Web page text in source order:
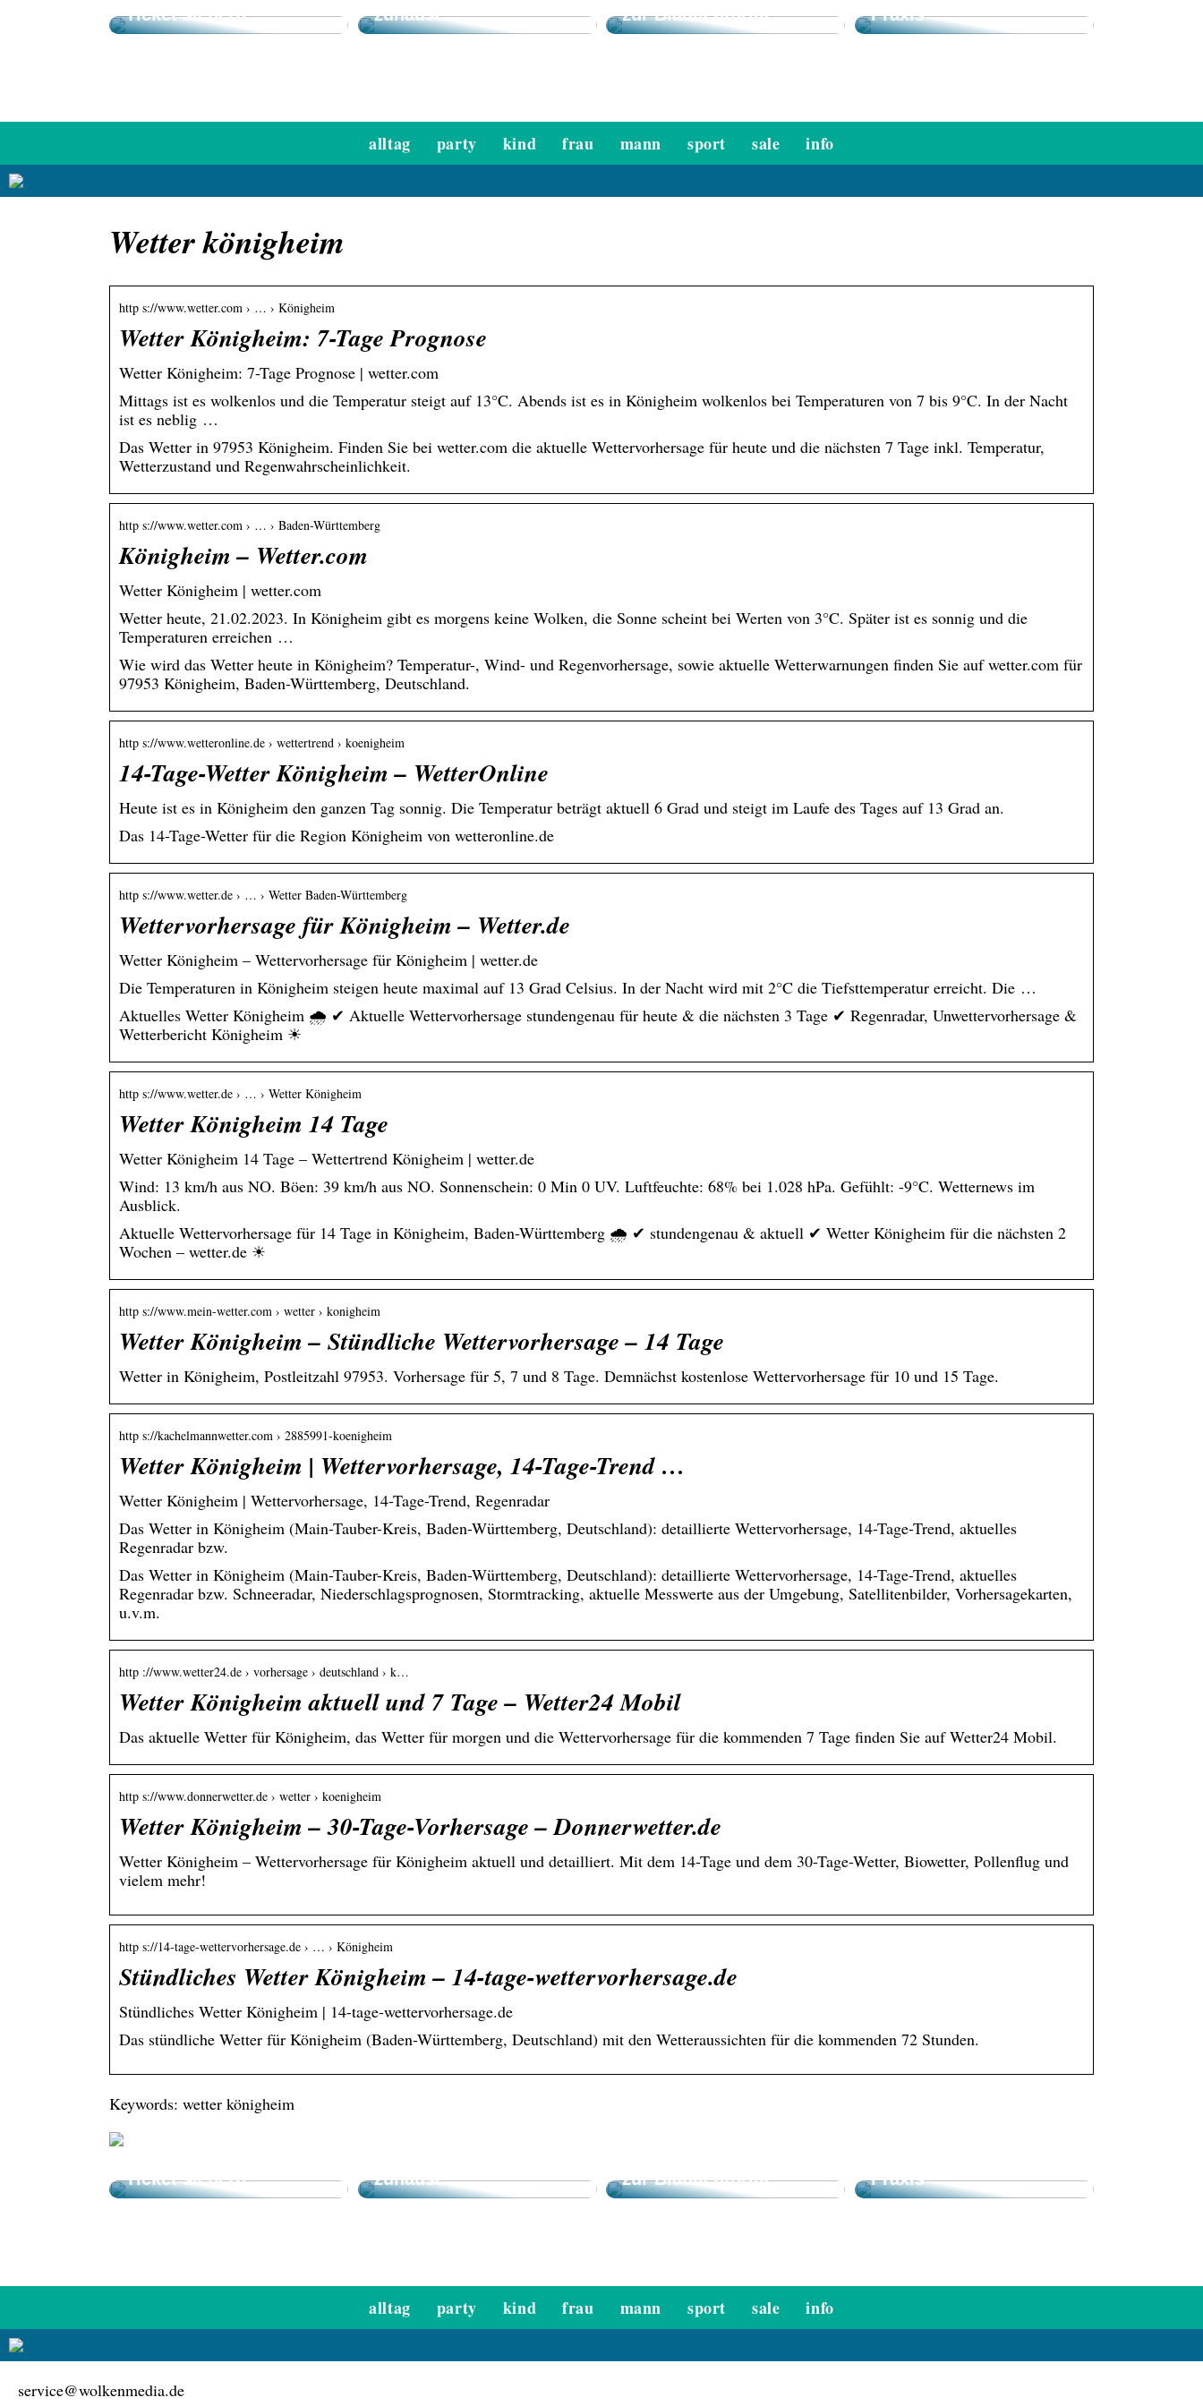
Ticket sichern!
zuhause
zur Blaulichtbrille
Praxis
alltag party kind frau mann sport sale info
Wetter königheim
http s://www.wetter.com › … › Königheim
Wetter Königheim: 7-Tage Prognose
Wetter Königheim: 7-Tage Prognose | wetter.com
Mittags ist es wolkenlos und die Temperatur steigt auf 13°C. Abends ist es in Königheim wolkenlos bei Temperaturen von 7 bis 9°C. In der Nacht
ist es neblig …
Das Wetter in 97953 Königheim. Finden Sie bei wetter.com die aktuelle Wettervorhersage für heute und die nächsten 7 Tage inkl. Temperatur,
Wetterzustand und Regenwahrscheinlichkeit.
http s://www.wetter.com › … › Baden-Württemberg
Königheim – Wetter.com
Wetter Königheim | wetter.com
Wetter heute, 21.02.2023. In Königheim gibt es morgens keine Wolken, die Sonne scheint bei Werten von 3°C. Später ist es sonnig und die
Temperaturen erreichen …
Wie wird das Wetter heute in Königheim? Temperatur-, Wind- und Regenvorhersage, sowie aktuelle Wetterwarnungen finden Sie auf wetter.com für
97953 Königheim, Baden-Württemberg, Deutschland.
http s://www.wetteronline.de › wettertrend › koenigheim
14-Tage-Wetter Königheim – WetterOnline
Heute ist es in Königheim den ganzen Tag sonnig. Die Temperatur beträgt aktuell 6 Grad und steigt im Laufe des Tages auf 13 Grad an.
Das 14-Tage-Wetter für die Region Königheim von wetteronline.de
http s://www.wetter.de › … › Wetter Baden-Württemberg
Wettervorhersage für Königheim – Wetter.de
Wetter Königheim – Wettervorhersage für Königheim | wetter.de
Die Temperaturen in Königheim steigen heute maximal auf 13 Grad Celsius. In der Nacht wird mit 2°C die Tiefsttemperatur erreicht. Die …
Aktuelles Wetter Königheim 🌧️ ✔ Aktuelle Wettervorhersage stundengenau für heute & die nächsten 3 Tage ✔ Regenradar, Unwettervorhersage &
Wetterbericht Königheim ☀
http s://www.wetter.de › … › Wetter Königheim
Wetter Königheim 14 Tage
Wetter Königheim 14 Tage – Wettertrend Königheim | wetter.de
Wind: 13 km/h aus NO. Böen: 39 km/h aus NO. Sonnenschein: 0 Min 0 UV. Luftfeuchte: 68% bei 1.028 hPa. Gefühlt: -9°C. Wetternews im
Ausblick.
Aktuelle Wettervorhersage für 14 Tage in Königheim, Baden-Württemberg 🌧️ ✔ stundengenau & aktuell ✔ Wetter Königheim für die nächsten 2
Wochen – wetter.de ☀
http s://www.mein-wetter.com › wetter › konigheim
Wetter Königheim – Stündliche Wettervorhersage – 14 Tage
Wetter in Königheim, Postleitzahl 97953. Vorhersage für 5, 7 und 8 Tage. Demnächst kostenlose Wettervorhersage für 10 und 15 Tage.
http s://kachelmannwetter.com › 2885991-koenigheim
Wetter Königheim | Wettervorhersage, 14-Tage-Trend …
Wetter Königheim | Wettervorhersage, 14-Tage-Trend, Regenradar
Das Wetter in Königheim (Main-Tauber-Kreis, Baden-Württemberg, Deutschland): detaillierte Wettervorhersage, 14-Tage-Trend, aktuelles
Regenradar bzw.
Das Wetter in Königheim (Main-Tauber-Kreis, Baden-Württemberg, Deutschland): detaillierte Wettervorhersage, 14-Tage-Trend, aktuelles
Regenradar bzw. Schneeradar, Niederschlagsprognosen, Stormtracking, aktuelle Messwerte aus der Umgebung, Satellitenbilder, Vorhersagekarten,
u.v.m.
http ://www.wetter24.de › vorhersage › deutschland › k…
Wetter Königheim aktuell und 7 Tage – Wetter24 Mobil
Das aktuelle Wetter für Königheim, das Wetter für morgen und die Wettervorhersage für die kommenden 7 Tage finden Sie auf Wetter24 Mobil.
http s://www.donnerwetter.de › wetter › koenigheim
Wetter Königheim – 30-Tage-Vorhersage – Donnerwetter.de
Wetter Königheim – Wettervorhersage für Königheim aktuell und detailliert. Mit dem 14-Tage und dem 30-Tage-Wetter, Biowetter, Pollenflug und
vielem mehr!
http s://14-tage-wettervorhersage.de › … › Königheim
Stündliches Wetter Königheim – 14-tage-wettervorhersage.de
Stündliches Wetter Königheim | 14-tage-wettervorhersage.de
Das stündliche Wetter für Königheim (Baden-Württemberg, Deutschland) mit den Wetteraussichten für die kommenden 72 Stunden.
Keywords: wetter königheim
Ticket sichern!
zuhause
zur Blaulichtbrille
Praxis
alltag party kind frau mann sport sale info
service@wolkenmedia.de